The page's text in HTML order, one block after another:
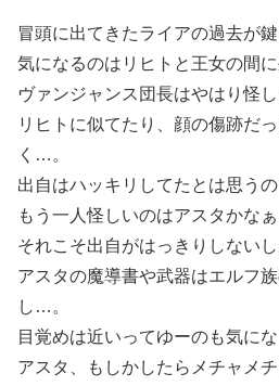
冒頭に出てきたライアの過去が
気になるのはリヒトと王女の間
ヴァンジャンス団長はやはり怪
リヒトに似てたり、顔の傷跡だ
く…。
出自はハッキリしてたとは思う
もう一人怪しいのはアスタかな
それこそ出自がはっきりしないし
アスタの魔導書や武器はエルフ
し…。
目覚めは近いってゆーのも気にな
アスタ、もしかしたらメチャメ